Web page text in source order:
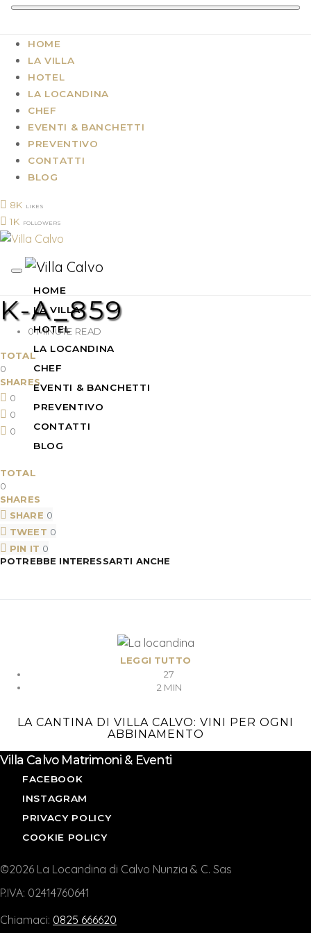
HOME
LA VILLA
HOTEL
LA LOCANDINA
CHEF
EVENTI & BANCHETTI
PREVENTIVO
CONTATTI
BLOG
8K LIKES
1K FOLLOWERS
HOME
LA VILLA
HOTEL
LA LOCANDINA
CHEF
EVENTI & BANCHETTI
PREVENTIVO
CONTATTI
BLOG
K-A_859
0 MINUTE READ
TOTAL
0
SHARES
0
0
0
TOTAL
0
SHARES
SHARE 0
TWEET 0
PIN IT 0
POTREBBE INTERESSARTI ANCHE
LEGGI TUTTO
27
2 MIN
LA CANTINA DI VILLA CALVO: VINI PER OGNI
ABBINAMENTO
Villa Calvo Matrimoni & Eventi
FACEBOOK
INSTAGRAM
PRIVACY POLICY
COOKIE POLICY
©2026 La Locandina di Calvo Nunzia & C. Sas
P.IVA: 02414760641
Chiamaci: 0825 666620